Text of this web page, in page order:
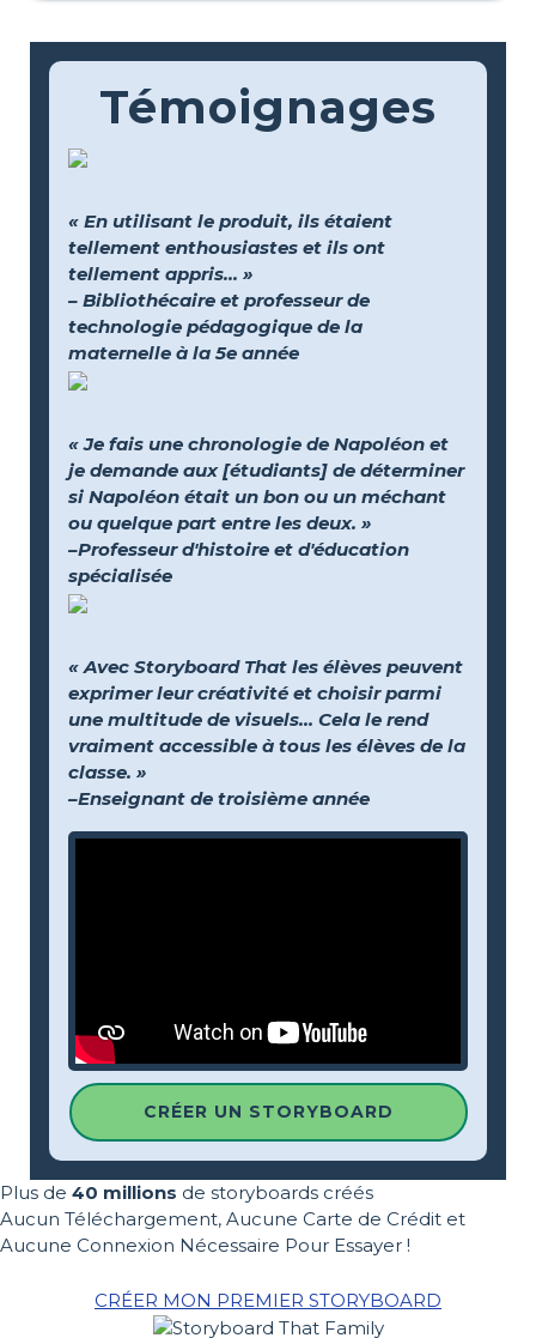
Témoignages
« En utilisant le produit, ils étaient
tellement enthousiastes et ils ont
tellement appris... »
– Bibliothécaire et professeur de
technologie pédagogique de la
maternelle à la 5e année
« Je fais une chronologie de Napoléon et
je demande aux [étudiants] de déterminer
si Napoléon était un bon ou un méchant
ou quelque part entre les deux. »
–Professeur d'histoire et d'éducation
spécialisée
« Avec Storyboard That les élèves peuvent
exprimer leur créativité et choisir parmi
une multitude de visuels… Cela le rend
vraiment accessible à tous les élèves de la
classe. »
–Enseignant de troisième année
CRÉER UN STORYBOARD
Plus de 40 millions de storyboards créés
Aucun Téléchargement, Aucune Carte de Crédit et
Aucune Connexion Nécessaire Pour Essayer !
CRÉER MON PREMIER STORYBOARD